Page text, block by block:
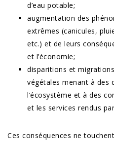
d’eau potable;
augmentation des
extrêmes (canicules,
etc.) et de leurs
et l’économie;
disparitions et
végétales menant à des
l’écosystème et à des
et les services rendus
Ces conséquences ne